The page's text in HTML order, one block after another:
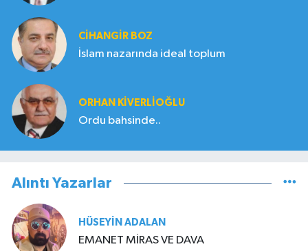
CIHANGIR BOZ
İslam nazarında ideal toplum
ORHAN KIVERLIOĞLU
Ordu bahsinde..
Alıntı Yazarlar
HÜSEYIN ADALAN
EMANET MİRAS VE DAVA